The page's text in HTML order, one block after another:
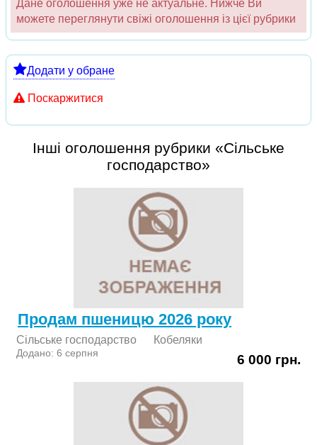
Дане оголошення уже не актуальне. Нижче Ви
можете переглянути свіжі оголошення із цієї рубрики
Додати у обране
Поскаржитися
Інші оголошення рубрики «Сільське
господарство»
Продам пшеницю 2026 року
Сільське господарство Кобеляки
Додано: 6 серпня 6 000 грн.